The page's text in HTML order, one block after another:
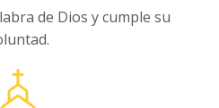
de Dios y cumple su